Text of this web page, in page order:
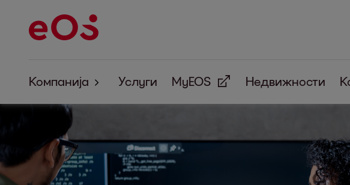
Компанија
За нас
Корпоративна одговорност
Услуги MyEOS Недвижности